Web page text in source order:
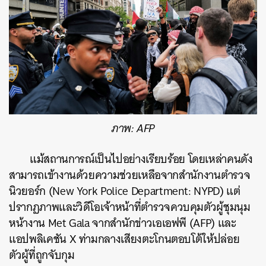
ภาพ: AFP
แม้สถานการณ์เป็นไปอย่างเรียบร้อย โดยเหล่าคนดัง
สามารถเข้างานด้วยความช่วยเหลือจากสำนักงานตำรวจ
นิวยอร์ก (New York Police Department: NYPD)แต่
ปรากฏภาพและวิดีโอเจ้าหน้าที่ตำรวจควบคุมตัวผู้ชุมนุม
หน้างาน Met Gala จากสำนักข่าวเอเอฟพี (AFP) และ
แอปพลิเคชัน X ท่ามกลางเสียงตะโกนตอบโต้ให้ปล่อย
ตัวผู้ที่ถูกจับกุม